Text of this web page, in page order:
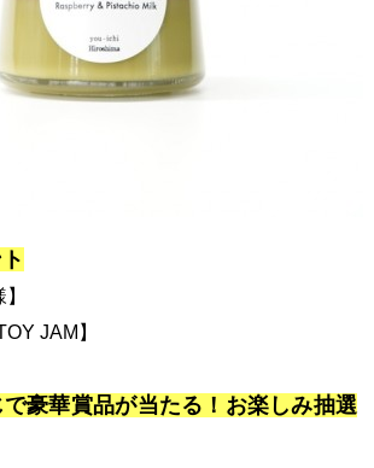
JAM】
豪華賞品が当たる！お楽しみ抽選